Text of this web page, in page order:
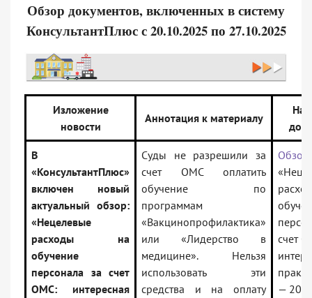
Обзор документов, включенных в систему
КонсультантПлюс с 20.10.2025 по 27.10.2025
Изложение
новости
Аннотация к материалу
В
«КонсультантПлюс»
включен новый
актуальный обзор:
«Нецелевые
расходы на
обучение
персонала за счет
ОМС: интересная
Суды не разрешили за
счет ОМС оплатить
обучение по
программам
«Вакцинопрофилактика»
или «Лидерство в
медицине». Нельзя
использовать эти
средства и на оплату
Обзор:
счет
—